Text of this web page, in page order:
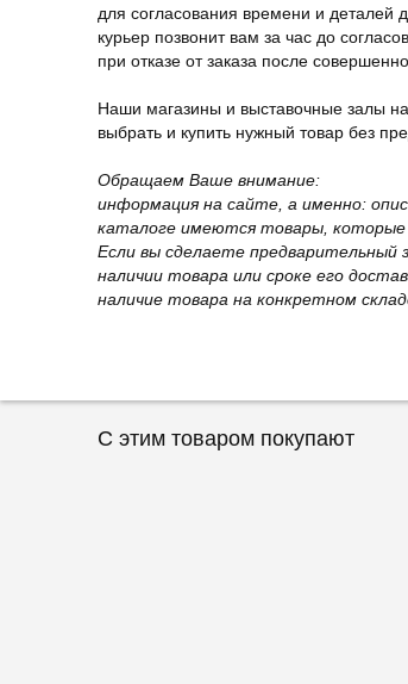
для согласования времени и деталей
курьер позвонит вам за час до
при отказе от заказа после
Наши магазины и выставочные залы
выбрать и купить нужный товар без
Обращаем Ваше внимание:
информация на сайте, а именно:
каталоге имеются товары, которые
Если вы сделаете
наличии товара или сроке его
наличие товара на конкретном
С этим товаром покупают